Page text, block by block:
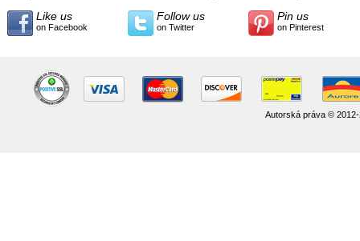
Like us
on Facebook
Follow us
on Twitter
Pin us
on Pinterest
Autorská práva ©